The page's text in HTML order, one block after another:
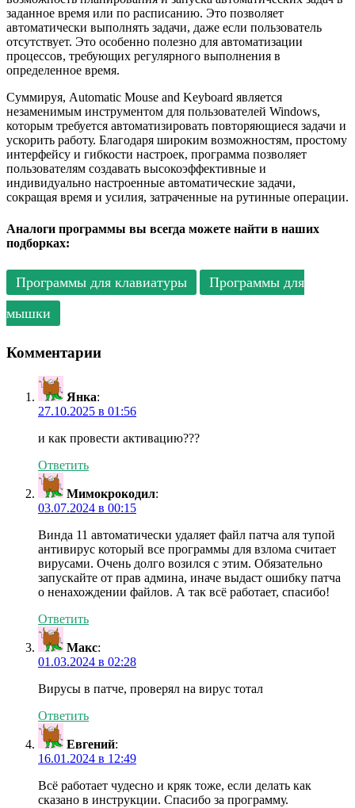
заданное время или по расписанию. Это позволяет
автоматически выполнять задачи, даже если пользователь
отсутствует. Это особенно полезно для автоматизации
процессов, требующих регулярного выполнения в
определенное время.
Суммируя, Automatic Mouse and Keyboard является
незаменимым инструментом для пользователей Windows,
которым требуется автоматизировать повторяющиеся задачи и
ускорить работу. Благодаря широким возможностям, простому
интерфейсу и гибкости настроек, программа позволяет
пользователям создавать высокоэффективные и
индивидуально настроенные автоматические задачи,
сокращая время и усилия, затраченные на рутинные операции.
Аналоги программы вы всегда можете найти в наших
подборках:
Программы для клавиатуры
Программы для
мышки
Комментарии
Янка:
27.10.2025 в 01:56
и как провести активацию???
Ответить
Мимокрокодил:
03.07.2024 в 00:15
Винда 11 автоматически удаляет файл патча аля тупой
антивирус который все программы для взлома считает
вирусами. Очень долго возился с этим. Обязательно
запускайте от прав админа, иначе выдаст ошибку патча
о ненахождении файлов. А так всё работает, спасибо!
Ответить
Макс:
01.03.2024 в 02:28
Вирусы в патче, проверял на вирус тотал
Ответить
Евгений:
16.01.2024 в 12:49
Всё работает чудесно и кряк тоже, если делать как
сказано в инструкции. Спасибо за программу.